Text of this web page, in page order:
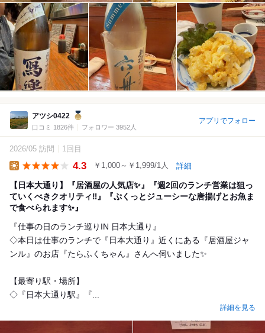
アツシ0422
口コミ 1826件 フォロワー 3952人
アプリでフォロー
2026/05 訪問 1回目
4.3 ￥1,000～￥1,999/1人 詳細
【日本大通り】『居酒屋の人気店✨』『週2回のランチ営業は狙っ
ていくべきクオリティ‼️』『ぷくっとジューシーな唐揚げとお魚ま
で食べられます✨』
『仕事の日のランチ巡りIN 日本大通り』
◇本日は仕事のランチで『日本大通り』近くにある『居酒屋ジャ
ンル』のお店『たらふくちゃん』さんへ伺いました✨
【最寄り駅・場所】
◇『日本大通り駅』『...
詳細を見る